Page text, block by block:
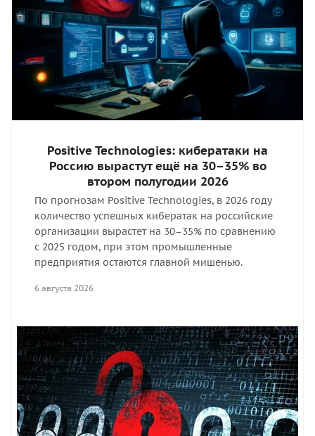
Positive Technologies: кибератаки на
Россию вырастут ещё на 30–35% во
втором полугодии 2026
По прогнозам Positive Technologies, в 2026 году
количество успешных кибератак на российские
организации вырастет на 30–35% по сравнению
с 2025 годом, при этом промышленные
предприятия остаются главной мишенью.
6 августа 2026